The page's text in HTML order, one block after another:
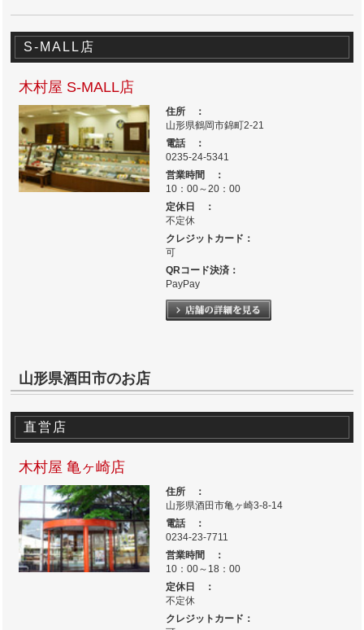
S-MALL店
木村屋 S-MALL店
住所 ：
山形県鶴岡市錦町2-21
電話 ：
0235-24-5341
営業時間 ：
10：00～20：00
定休日 ：
不定休
クレジットカード：
可
QRコード決済：
PayPay
山形県酒田市のお店
直営店
木村屋 亀ヶ崎店
住所 ：
山形県酒田市亀ヶ崎3-8-14
電話 ：
0234-23-7711
営業時間 ：
10：00～18：00
定休日 ：
不定休
クレジットカード：